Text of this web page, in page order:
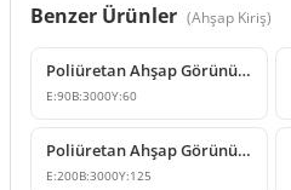
Benzer Ürünler (Ahşap Kiriş)
Poliüretan Ahşap Görünümlü Dekoratif Kiriş Modelleri
E:90B:3000Y:60
Poliüretan Ahşap Görünümlü Dekoratif Tavan Kirişi
E:200B:3000Y:125